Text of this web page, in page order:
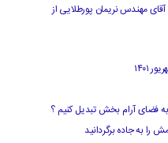
آقای مهندس نریمان پورطلایی از
۱۴۰۱
فضای آرام بخش تبدیل کنیم ؟
را به جاده برگردانید